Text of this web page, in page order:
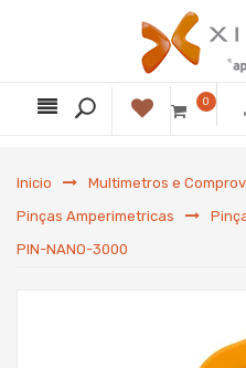
0
Inicio
Multimetros e
Pinças Amperimetricas
PIN-NANO-3000